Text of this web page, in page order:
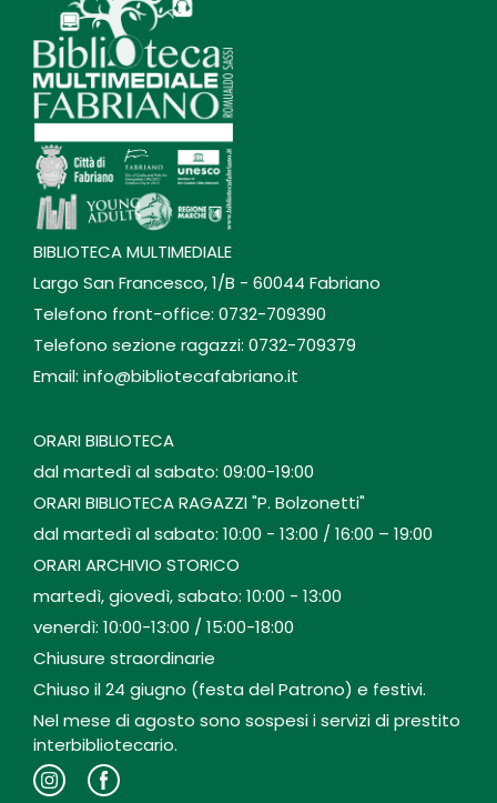
BIBLIOTECA MULTIMEDIALE
Largo San Francesco, 1/B - 60044 Fabriano
Telefono front-office: 0732-709390
Telefono sezione ragazzi: 0732-709379
Email: info@bibliotecafabriano.it
ORARI BIBLIOTECA
dal martedì al sabato: 09:00-19:00
ORARI BIBLIOTECA RAGAZZI "P. Bolzonetti"
dal martedì al sabato: 10:00 - 13:00 / 16:00 – 19:00
ORARI ARCHIVIO STORICO
martedì, giovedì, sabato: 10:00 - 13:00
venerdì: 10:00-13:00 / 15:00-18:00
Chiusure straordinarie
Chiuso il 24 giugno (festa del Patrono) e festivi.
Nel mese di agosto sono sospesi i servizi di prestito
interbibliotecario.